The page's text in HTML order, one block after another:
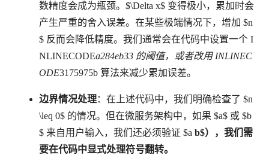
数精度会成为瓶颈。$\Delta x$ 变得极小，累加时会
产生严重的舍入误差。在某些极端情况下，增加 $n
$ 反而会降低精度。我们通常会在代码中设置一个 I
NLINECODEa284eb33 的阈值，或者改用 INLINEC
ODE3175975b 算法来减少累加误差。
边界情况处理：在上述代码中，我们明确检查了 $n
\leq 0$ 的情况。但在微服务架构中，如果 $a$ 或 $b
$ 来自用户输入，我们还必须验证 $a b$），我们需
要在代码中显式处理符号翻转。